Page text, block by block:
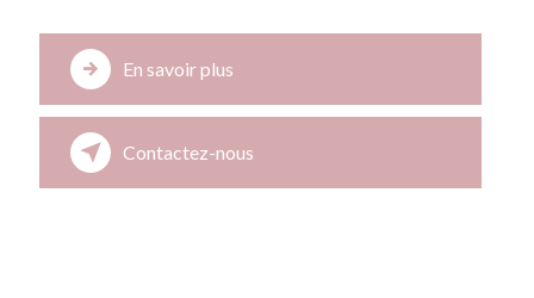
En savoir plus
Contactez-nous